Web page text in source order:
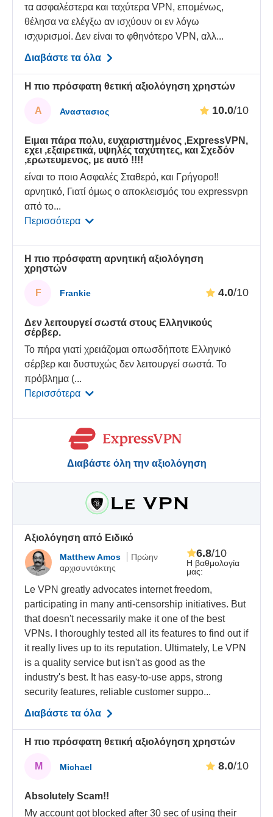
τα ασφαλέστερα και ταχύτερα VPN, επομένως,
θέλησα να ελέγξω αν ισχύουν οι εν λόγω
ισχυρισμοί. Δεν είναι το φθηνότερο VPN, αλλ...
Διαβάστε τα όλα
Η πιο πρόσφατη θετική αξιολόγηση χρηστών
Α Αναστασιος 10.0/10
Ειμαι πάρα πολυ, ευχαριστημένος ,ExpressVPN,
εχει ,εξαιρετικά, υψηλές ταχύτητες, και Σχεδόν
,ερωτευμενος, με αυτό !!!!
είναι το ποιο Ασφαλές Σταθερό, και Γρήγορο!!
αρνητικό, Γιατί όμως ο αποκλεισμός του expressvpn
από το...
Περισσότερα
Η πιο πρόσφατη αρνητική αξιολόγηση
χρηστών
F Frankie 4.0/10
Δεν λειτουργεί σωστά στους Ελληνικούς
σέρβερ.
Το πήρα γιατί χρειάζομαι οπωσδήποτε Ελληνικό
σέρβερ και δυστυχώς δεν λειτουργεί σωστά. Το
πρόβλημα (...
Περισσότερα
Διαβάστε όλη την αξιολόγηση
Αξιολόγηση από Ειδικό
Matthew Amos
Πρώην
αρχισυντάκτης
Η βαθμολογία
μας:
6.8/10
Le VPN greatly advocates internet freedom,
participating in many anti-censorship initiatives. But
that doesn't necessarily make it one of the best
VPNs. I thoroughly tested all its features to find out if
it really lives up to its reputation. Ultimately, Le VPN
is a quality service but isn't as good as the
industry's best. It has easy-to-use apps, strong
security features, reliable customer suppo...
Διαβάστε τα όλα
Η πιο πρόσφατη θετική αξιολόγηση χρηστών
M Michael 8.0/10
Absolutely Scam!!
My account got blocked after 30 sec of using their